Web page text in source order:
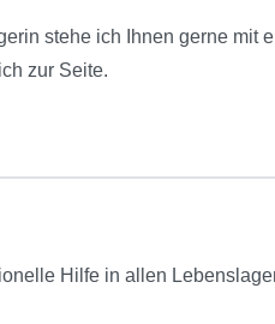
stehe ich Ihnen gerne mit
zur Seite.
Hilfe in allen